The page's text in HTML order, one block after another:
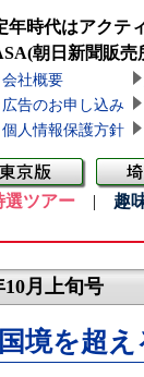
年時代はアクテ
朝日新聞販売
会社概要
広告のお申し込み
個人情報保護方針
選ツアー | 趣
月上旬号
境を超え